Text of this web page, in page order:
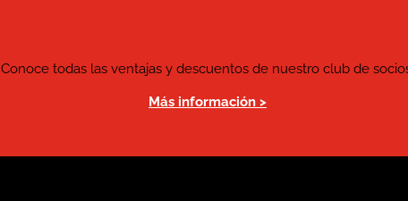
Conoce todas las ventajas y descuentos de nuestro club de
Más información >